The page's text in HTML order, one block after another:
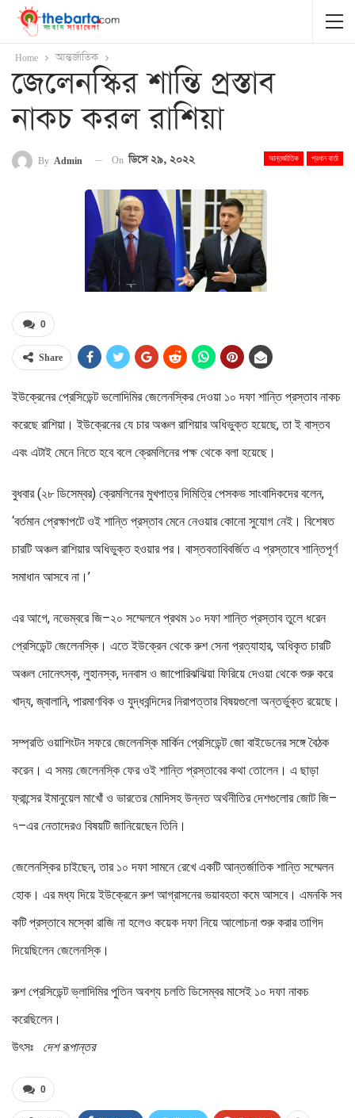
Home আন্তর্জাতিক
জেলেনস্কির শান্তি প্রস্তাব
নাকচ করল রাশিয়া
আন্তর্জাতিক প্রধান বার্তা
By Admin On ডিসে ২৯, ২০২২
0
Share
ইউক্রেনের প্রেসিডেন্ট ভলোদিমির জেলেনস্কির দেওয়া ১০ দফা শান্তি প্রস্তাব নাকচ
করেছে রাশিয়া। ইউক্রেনের যে চার অঞ্চল রাশিয়ার অধিভুক্ত হয়েছে, তা ই বাস্তব
এবং এটাই মেনে নিতে হবে বলে ক্রেমলিনের পক্ষ থেকে বলা হয়েছে।
বুধবার (২৮ ডিসেম্বর) ক্রেমলিনের মুখপাত্র দিমিত্রি পেসকভ সাংবাদিকদের বলেন,
‘বর্তমান প্রেক্ষাপটে ওই শান্তি প্রস্তাব মেনে নেওয়ার কোনো সুযোগ নেই। বিশেষত
চারটি অঞ্চল রাশিয়ার অধিভুক্ত হওয়ার পর। বাস্তবতাবিবর্জিত এ প্রস্তাবে শান্তিপূর্ণ
সমাধান আসবে না।’
এর আগে, নভেম্বরে জি–২০ সম্মেলনে প্রথম ১০ দফা শান্তি প্রস্তাব তুলে ধরেন
প্রেসিডেন্ট জেলেনস্কি। এতে ইউক্রেন থেকে রুশ সেনা প্রত্যাহার, অধিকৃত চারটি
অঞ্চল দোনেৎস্ক, লুহানস্ক, দনবাস ও জাপোরিঝঝিয়া ফিরিয়ে দেওয়া থেকে শুরু করে
খাদ্য, জ্বালানি, পারমাণবিক ও যুদ্ধবন্দিদের নিরাপত্তার বিষয়গুলো অন্তর্ভুক্ত রয়েছে।
সম্প্রতি ওয়াশিংটন সফরে জেলেনস্কি মার্কিন প্রেসিডেন্ট জো বাইডেনের সঙ্গে বৈঠক
করেন। এ সময় জেলেনস্কি ফের ওই শান্তি প্রস্তাবের কথা তোলেন। এ ছাড়া
ফ্রান্সের ইমানুয়েল মাখোঁ ও ভারতের মোদিসহ উন্নত অর্থনীতির দেশগুলোর জোট জি–
৭–এর নেতাদেরও বিষয়টি জানিয়েছেন তিনি।
জেলেনস্কির চাইছেন, তার ১০ দফা সামনে রেখে একটি আন্তর্জাতিক শান্তি সম্মেলন
হোক। এর মধ্য দিয়ে ইউক্রেনে রুশ আগ্রাসনের ভয়াবহতা কমে আসবে। এমনকি সব
কটি প্রস্তাবে মস্কো রাজি না হলেও কয়েক দফা নিয়ে আলোচনা শুরু করার তাগিদ
দিয়েছিলেন জেলেনস্কি।
রুশ প্রেসিডেন্ট ভ্লাদিমির পুতিন অবশ্য চলতি ডিসেম্বর মাসেই ১০ দফা নাকচ
করেছিলেন।
উৎসঃ দেশ রূপান্তর
0